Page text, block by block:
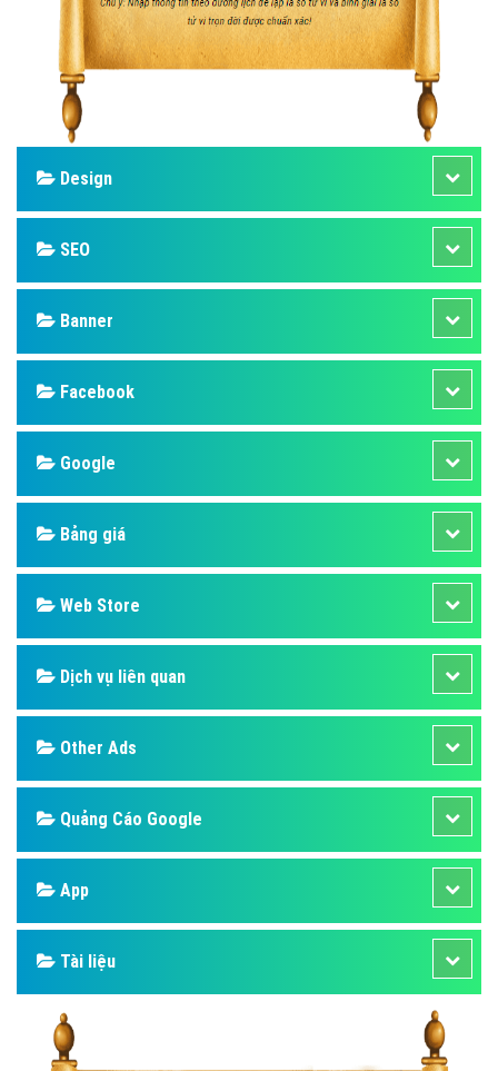
Design
SEO
Banner
Facebook
Google
Bảng giá
Web Store
Dịch vụ liên quan
Other Ads
Quảng Cáo Google
App
Tài liệu